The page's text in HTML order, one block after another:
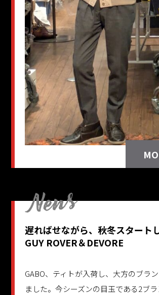
遅ればせながら、秋冬スタート
GUY ROVER＆DEVORE
GABO、ティトが入荷し、大方のブラ
ました。今シーズンの目玉である2ブ